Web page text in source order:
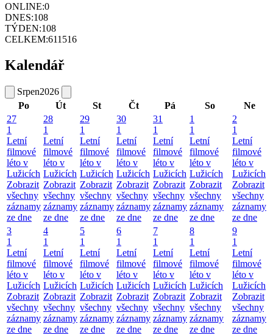
ONLINE:0
DNES:108
TÝDEN:108
CELKEM:611516
Kalendář
Srpen2026
Po
Út St Čt Pá So
Ne
27
1
Letní
filmové
léto v
Lužicích
Zobrazit
všechny
záznamy
ze dne
28
1
Letní
filmové
léto v
Lužicích
Zobrazit
všechny
záznamy
ze dne
29
1
Letní
filmové
léto v
Lužicích
Zobrazit
všechny
záznamy
ze dne
30
1
Letní
filmové
léto v
Lužicích
Zobrazit
všechny
záznamy
ze dne
31
1
Letní
filmové
léto v
Lužicích
Zobrazit
všechny
záznamy
ze dne
1
1
Letní
filmové
léto v
Lužicích
Zobrazit
všechny
záznamy
ze dne
2
1
Letní
filmové
léto v
Lužicích
Zobrazit
všechny
záznamy
ze dne
3
1
Letní
filmové
léto v
Lužicích
Zobrazit
všechny
záznamy
ze dne
4
1
Letní
filmové
léto v
Lužicích
Zobrazit
všechny
záznamy
ze dne
5
1
Letní
filmové
léto v
Lužicích
Zobrazit
všechny
záznamy
ze dne
6
1
Letní
filmové
léto v
Lužicích
Zobrazit
všechny
záznamy
ze dne
7
1
Letní
filmové
léto v
Lužicích
Zobrazit
všechny
záznamy
ze dne
8
1
Letní
filmové
léto v
Lužicích
Zobrazit
všechny
záznamy
ze dne
9
1
Letní
filmové
léto v
Lužicích
Zobrazit
všechny
záznamy
ze dne